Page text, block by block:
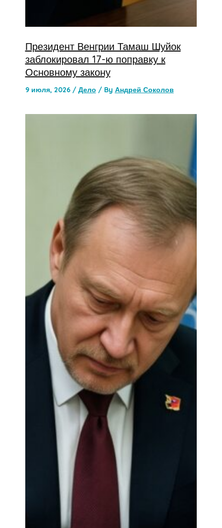
Президент Венгрии Тамаш Шуйок
заблокировал 17-ю поправку к
Основному закону
9 июля, 2026 / Дело / By Андрей Соколов